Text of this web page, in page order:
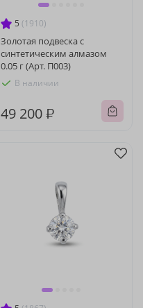
5 (1910)
Золотая подвеска с
синтетическим алмазом
0.05 г (Арт. П003)
В наличии
49 200 ₽